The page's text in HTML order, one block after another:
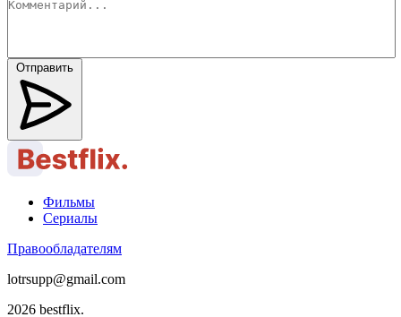
Отправить
Фильмы
Сериалы
Правообладателям
lotrsupp@gmail.com
2026 bestflix.